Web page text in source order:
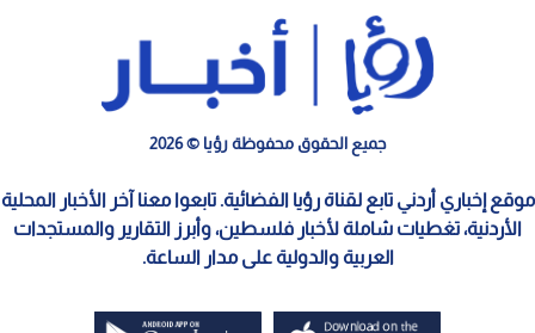
جميع الحقوق محفوظة رؤيا © 2026
موقع إخباري أردني تابع لقناة رؤيا الفضائية. تابعوا معنا آخر الأخبار المحلية
الأردنية، تغطيات شاملة لأخبار فلسطين، وأبرز التقارير والمستجدات
العربية والدولية على مدار الساعة.